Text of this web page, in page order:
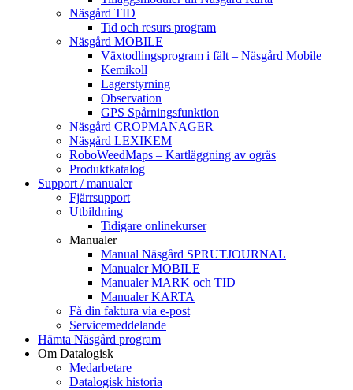
Näsgård TID
Tid och resurs program
Näsgård MOBILE
Växtodlingsprogram i fält – Näsgård Mobile
Kemikoll
Lagerstyrning
Observation
GPS Spårningsfunktion
Näsgård CROPMANAGER
Näsgård LEXIKEM
RoboWeedMaps – Kartläggning av ogräs
Produktkatalog
Support / manualer
Fjärrsupport
Utbildning
Tidigare onlinekurser
Manualer
Manual Näsgård SPRUTJOURNAL
Manualer MOBILE
Manualer MARK och TID
Manualer KARTA
Få din faktura via e-post
Servicemeddelande
Hämta Näsgård program
Om Datalogisk
Medarbetare
Datalogisk historia